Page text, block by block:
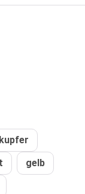
verfügbar.)
kupfer
zurzeit nicht
gelb